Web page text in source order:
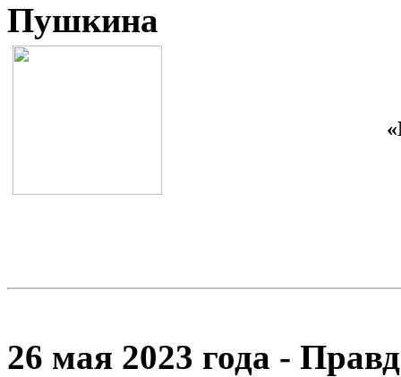
Пушкина
26 мая 2023 года -